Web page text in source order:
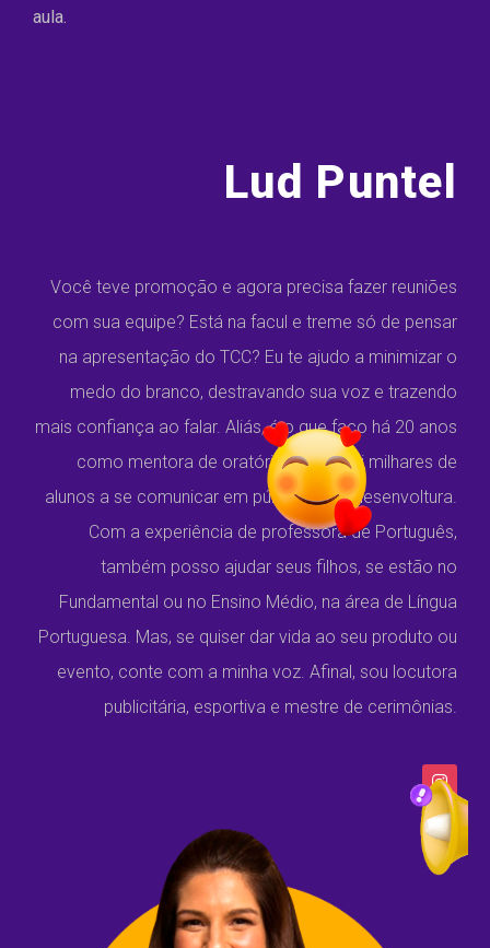
aula.
Lud Puntel
Você teve promoção e agora precisa fazer reuniões
com sua equipe? Está na facul e treme só de pensar
na apresentação do TCC? Eu te ajudo a minimizar o
medo do branco, destravando sua voz e trazendo
mais confiança ao falar. Aliás, é o que faço há 20 anos
como mentora de oratória e já ajudei milhares de
alunos a se comunicar em público com desenvoltura.
Com a experiência de professora de Português,
também posso ajudar seus filhos, se estão no
Fundamental ou no Ensino Médio, na área de Língua
Portuguesa. Mas, se quiser dar vida ao seu produto ou
evento, conte com a minha voz. Afinal, sou locutora
publicitária, esportiva e mestre de cerimônias.